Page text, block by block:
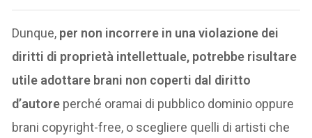
Dunque, per non incorrere in una violazione dei
diritti di proprietà intellettuale, potrebbe risultare
utile adottare brani non coperti dal diritto
d’autore perché oramai di pubblico dominio oppure
brani copyright-free, o scegliere quelli di artisti che